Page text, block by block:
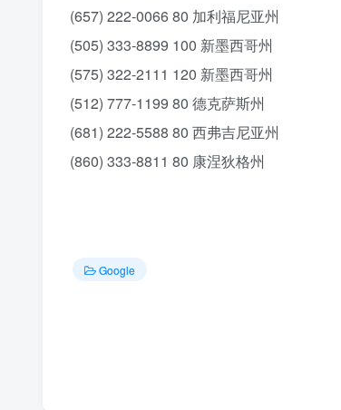
(657) 222-0066‬ 80 加利福尼亚州
(505) 333-8899‬ 100 新墨西哥州
(575) 322-2111‬ 120 新墨西哥州
(512) 777-1199‬ 80 德克萨斯州
(681) 222-5588‬ 80 西弗吉尼亚州
(860) 333-8811‬ 80 康涅狄格州
Google